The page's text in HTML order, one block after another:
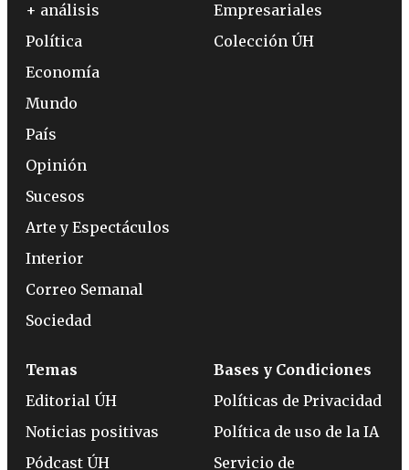
+ análisis
Política
Economía
Mundo
País
Opinión
Sucesos
Arte y Espectáculos
Interior
Correo Semanal
Sociedad
Empresariales
Colección ÚH
Temas
Editorial ÚH
Noticias positivas
Pódcast ÚH
Bases y Condiciones
Políticas de Privacidad
Política de uso de la IA
Servicio de